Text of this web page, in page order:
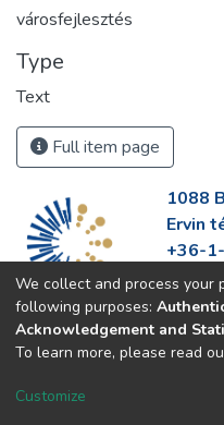
városfejlesztés
Type
Text
Full item page
1088
Ervin
+36-
We collect and process your
following purposes:
Acknowledgement and
To learn more, please read
Customize